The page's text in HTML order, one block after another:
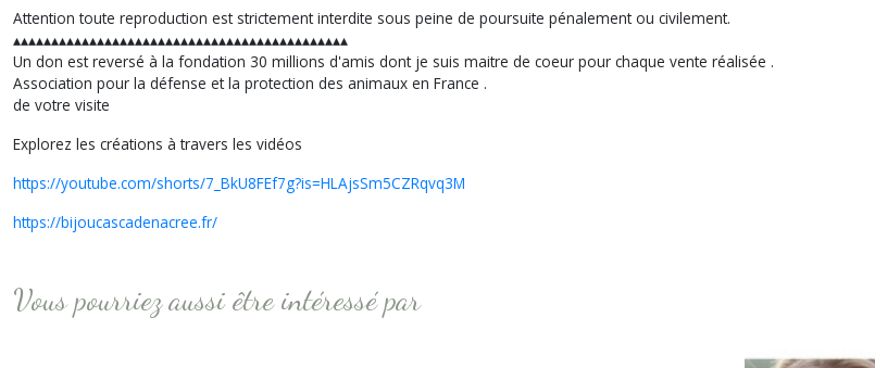
Attention toute reproduction est strictement interdite sous peine de poursuite pénalement ou civilement.
▴▴▴▴▴▴▴▴▴▴▴▴▴▴▴▴▴▴▴▴▴▴▴▴▴▴▴▴▴▴▴▴▴▴▴▴▴▴▴▴▴▴▴▴
Un don est reversé à la fondation 30 millions d'amis dont je suis maitre de coeur pour chaque vente réalisée .
Association pour la défense et la protection des animaux en France .
de votre visite
Explorez les créations à travers les vidéos
https://youtube.com/shorts/7_BkU8FEf7g?is=HLAjsSm5CZRqvq3M
https://bijoucascadenacree.fr/
Vous pourriez aussi être intéressé par